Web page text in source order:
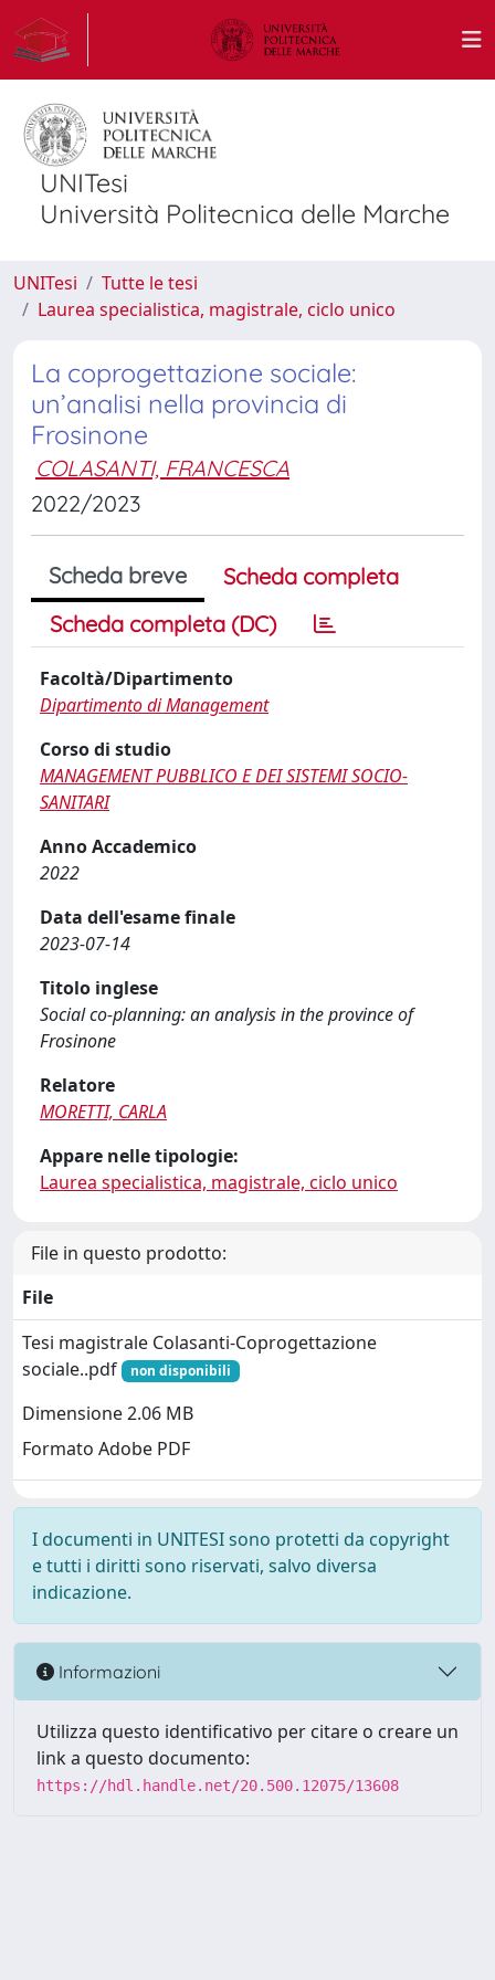
UNITesi
Università Politecnica delle Marche
UNITesi
Tutte le tesi
Laurea specialistica, magistrale, ciclo unico
La coprogettazione sociale:
un’analisi nella provincia di
Frosinone
COLASANTI, FRANCESCA
2022/2023
Scheda breve
Scheda completa
Scheda completa (DC)
Facoltà/Dipartimento
Dipartimento di Management
Corso di studio
MANAGEMENT PUBBLICO E DEI SISTEMI SOCIO-
SANITARI
Anno Accademico
2022
Data dell'esame finale
2023-07-14
Titolo inglese
Social co-planning: an analysis in the province of
Frosinone
Relatore
MORETTI, CARLA
Appare nelle tipologie:
Laurea specialistica, magistrale, ciclo unico
File in questo prodotto:
File
Tesi magistrale Colasanti-Coprogettazione
sociale..pdf
non disponibili
Dimensione 2.06 MB
Formato Adobe PDF
I documenti in UNITESI sono protetti da copyright
e tutti i diritti sono riservati, salvo diversa
indicazione.
Informazioni
Utilizza questo identificativo per citare o creare un
link a questo documento:
https://hdl.handle.net/20.500.12075/13608